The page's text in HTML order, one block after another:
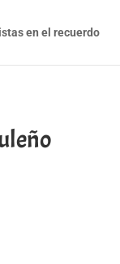
en el recuerdo